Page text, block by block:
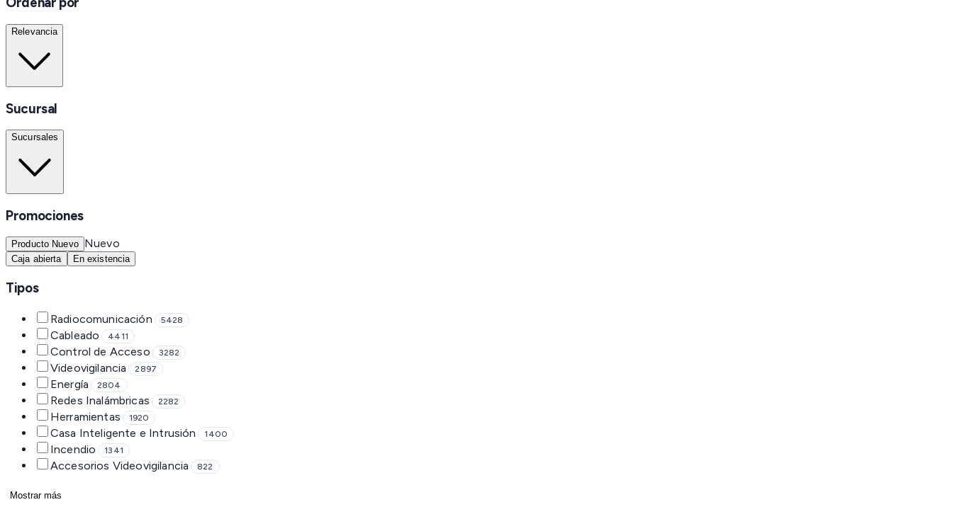
Relevancia
Sucursal
Sucursales
Promociones
Producto Nuevo Nuevo
Caja abierta En existencia
Tipos
Radiocomunicación 5428
Cableado 4411
Control de Acceso 3282
Videovigilancia 2897
Energía 2804
Redes Inalámbricas 2282
Herramientas 1920
Casa Inteligente e Intrusión 1400
Incendio 1341
Accesorios Videovigilancia 822
Mostrar más